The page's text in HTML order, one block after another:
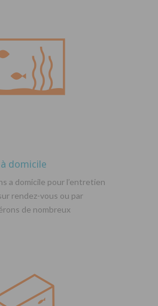
domicile
a domicile pour l’entretien
rendez-vous ou par
de nombreux